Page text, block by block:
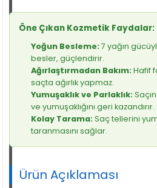
Öne Çıkan Kozmetik Faydalar:
Yoğun Besleme: 7 yağın
besler, güçlendirir.
Ağırlaştırmadan Bakım: Hafif
saçta ağırlık yapmaz.
Yumuşaklık ve Parlaklık:
ve yumuşaklığını geri kazandırır.
Kolay Tarama: Saç tellerini
taranmasını sağlar.
Ürün Açıklaması